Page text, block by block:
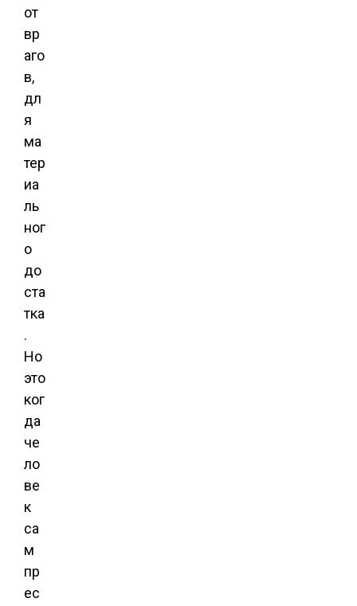
от
вр
аго
в,
дл
я
ма
тер
иа
ль
ног
о
до
ста
тка
.
Но
это
ког
да
че
ло
ве
к
са
м
пр
ес